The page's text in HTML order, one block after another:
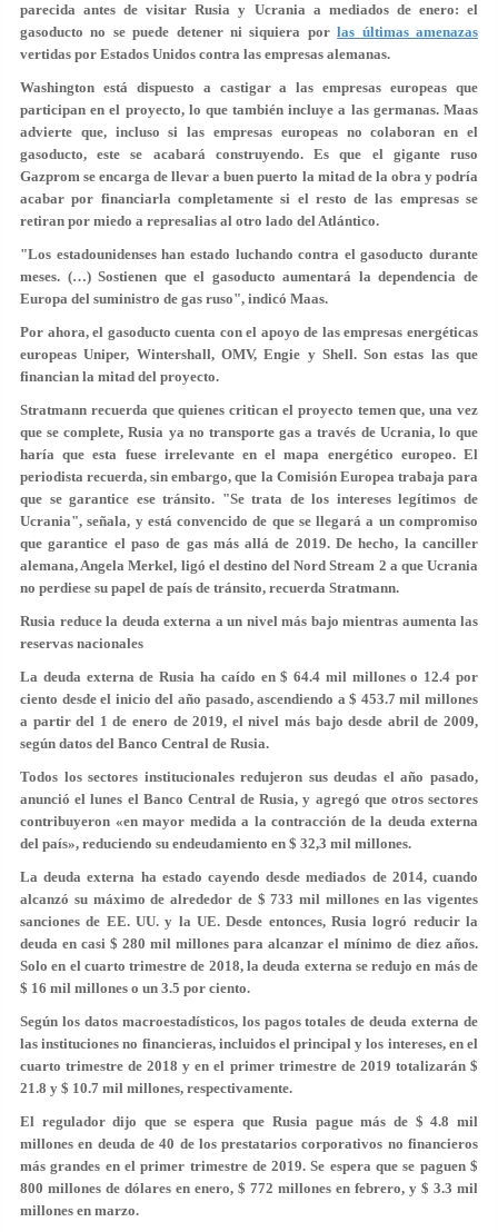
parecida antes de visitar Rusia y Ucrania a mediados de enero: el
gasoducto no se puede detener ni siquiera porlas últimas amenazas
vertidas por Estados Unidos contra las empresas alemanas.
Washington está dispuesto a castigar a las empresas europeas que
participan en el proyecto, lo que también incluye a las germanas. Maas
advierte que, incluso si las empresas europeas no colaboran en el
gasoducto, este se acabará construyendo. Es que el gigante ruso
Gazprom se encarga de llevar a buen puerto la mitad de la obra y podría
acabar por financiarla completamente si el resto de las empresas se
retiran por miedo a represalias al otro lado del Atlántico.
"Los estadounidenses han estado luchando contra el gasoducto durante
meses. (…) Sostienen que el gasoducto aumentará la dependencia de
Europa del suministro de gas ruso", indicó Maas.
Por ahora, el gasoducto cuenta con el apoyo de las empresas energéticas
europeas Uniper, Wintershall, OMV, Engie y Shell. Son estas las que
financian la mitad del proyecto.
Stratmann recuerda que quienes critican el proyecto temen que, una vez
que se complete, Rusia ya no transporte gas a través de Ucrania, lo que
haría que esta fuese irrelevante en el mapa energético europeo. El
periodista recuerda, sin embargo, que la Comisión Europea trabaja para
que se garantice ese tránsito. "Se trata de los intereses legítimos de
Ucrania", señala, y está convencido de que se llegará a un compromiso
que garantice el paso de gas más allá de 2019. De hecho, la canciller
alemana, Angela Merkel, ligó el destino del Nord Stream 2 a que Ucrania
no perdiese su papel de país de tránsito, recuerda Stratmann.
Rusia reduce la deuda externa a un nivel más bajo mientras aumenta las
reservas nacionales
La deuda externa de Rusia ha caído en $ 64.4 mil millones o 12.4 por
ciento desde el inicio del año pasado, ascendiendo a $ 453.7 mil millones
a partir del 1 de enero de 2019, el nivel más bajo desde abril de 2009,
según datos del Banco Central de Rusia.
Todos los sectores institucionales redujeron sus deudas el año pasado,
anunció el lunes el Banco Central de Rusia, y agregó que otros sectores
contribuyeron «en mayor medida a la contracción de la deuda externa
del país», reduciendo su endeudamiento en $ 32,3 mil millones.
La deuda externa ha estado cayendo desde mediados de 2014, cuando
alcanzó su máximo de alrededor de $ 733 mil millones en las vigentes
sanciones de EE. UU. y la UE. Desde entonces, Rusia logró reducir la
deuda en casi $ 280 mil millones para alcanzar el mínimo de diez años.
Solo en el cuarto trimestre de 2018, la deuda externa se redujo en más de
$ 16 mil millones o un 3.5 por ciento.
Según los datos macroestadísticos, los pagos totales de deuda externa de
las instituciones no financieras, incluidos el principal y los intereses, en el
cuarto trimestre de 2018 y en el primer trimestre de 2019 totalizarán $
21.8 y $ 10.7 mil millones, respectivamente.
El regulador dijo que se espera que Rusia pague más de $ 4.8 mil
millones en deuda de 40 de los prestatarios corporativos no financieros
más grandes en el primer trimestre de 2019. Se espera que se paguen $
800 millones de dólares en enero, $ 772 millones en febrero, y $ 3.3 mil
millones en marzo.